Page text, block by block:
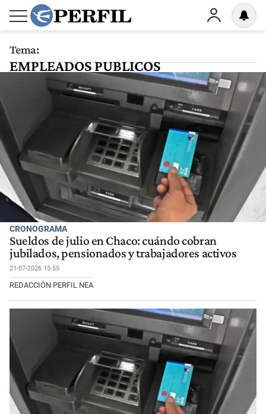
Tema:
EMPLEADOS PUBLICOS
CRONOGRAMA
Sueldos de julio en Chaco: cuándo cobran
jubilados, pensionados y trabajadores activos
21-07-2026 15:55
REDACCIÓN PERFIL NEA